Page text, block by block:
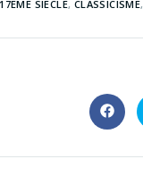
17EME SIECLE, CLASSICISME,